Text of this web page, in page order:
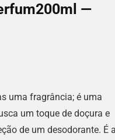
—
uma fragrância; é uma
um toque de doçura e
de um desodorante. É